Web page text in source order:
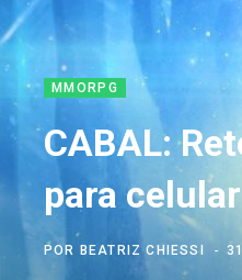
MMORPG
CABAL:
para
POR BEATRIZ CHIESSI